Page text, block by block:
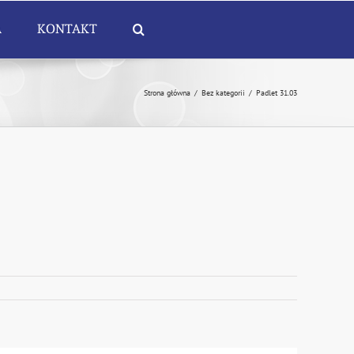
KONTAKT
Strona główna / Bez kategorii / Padlet 31.03